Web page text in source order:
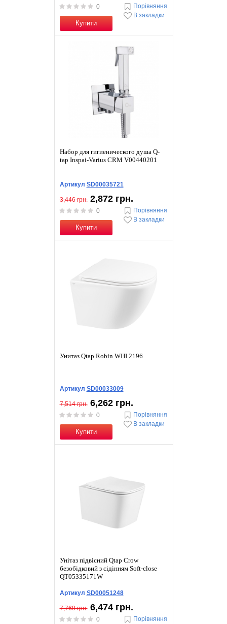
0
Купити
Порівняння
В закладки
Набор для гигиенического душа Q-
tap Inspai-Varius CRM V00440201
Артикул SD00035721
3,446 грн. 2,872 грн.
0
Купити
Порівняння
В закладки
Унитаз Qtap Robin WHI 2196
Артикул SD00033009
7,514 грн. 6,262 грн.
0
Купити
Порівняння
В закладки
Унітаз підвісний Qtap Crow
безобідковий з сідінням Soft-close
QT05335171W
Артикул SD00051248
7,769 грн. 6,474 грн.
0 Порівняння